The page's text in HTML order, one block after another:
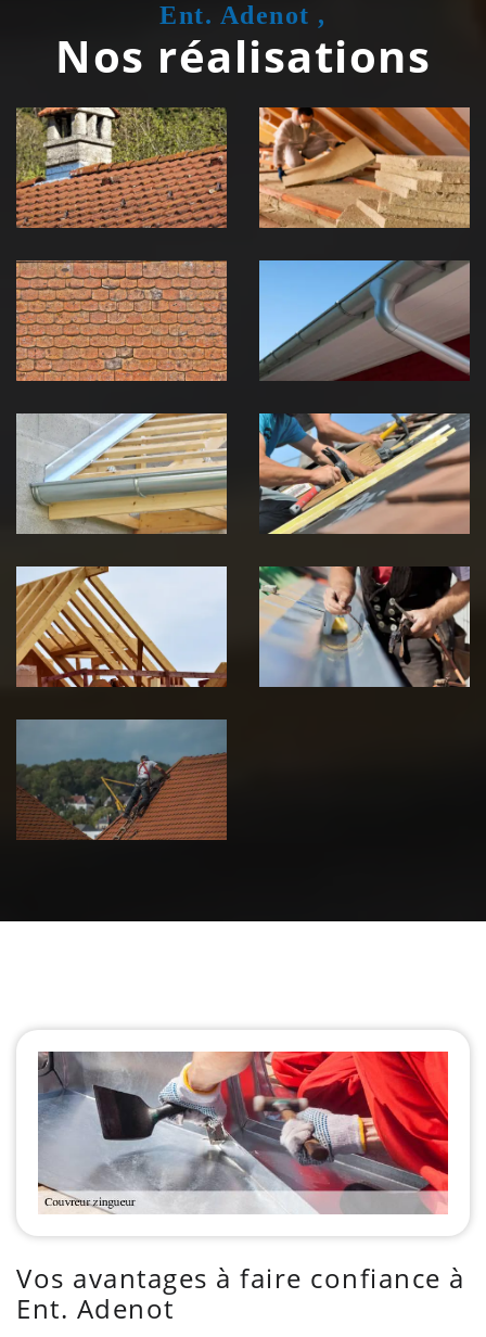
Ent. Adenot ,
Nos réalisations
Couvreur
zingueur 39
Jura
Isolation de
toiture 39
Jura
démoussage de
toiture 39
Jura
pose de
gouttière 39
Jura
Pose de
Chéneau 39
Jura
Réparation de
toiture 39
Jura
Traitement de
charpente 39
Jura
Travaux de
zinguerie 39
Jura
Urgence fuite
de toiture 39
Jura
Vos avantages à faire confiance à
Ent. Adenot